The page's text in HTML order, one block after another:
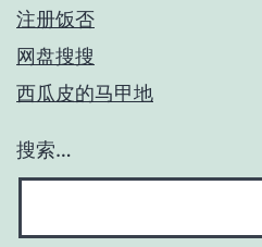
注册饭否
网盘搜搜
西瓜皮的马甲地
搜索…